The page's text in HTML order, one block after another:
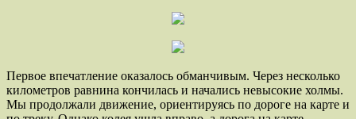
Первое впечатление оказалось обманчивым. Через несколько
километров равнина кончилась и начались невысокие холмы.
Мы продолжали движение, ориентируясь по дороге на карте и